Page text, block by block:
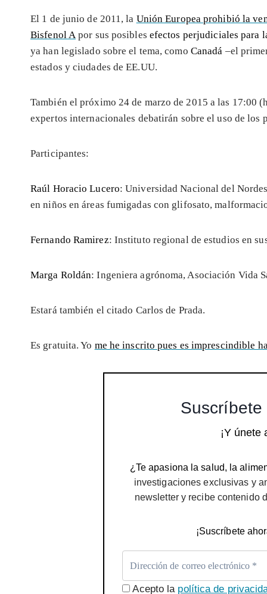
El 1 de junio de 2011, la Unión Europea prohibió la
Bisfenol A por sus posibles efectos perjudiciales para
ya han legislado sobre el tema, como Canadá –el
estados y ciudades de EE.UU.
También el próximo 24 de marzo de 2015 a las 17:00
expertos internacionales debatirán sobre el uso de los
Participantes:
Raúl Horacio Lucero: Universidad Nacional del
en niños en áreas fumigadas con glifosato,
Fernando Ramirez: Instituto regional de estudios en
Marga Roldán: Ingeniera agrónoma, Asociación Vida
Estará también el citado Carlos de Prada.
Es gratuita. Yo me he inscrito pues es imprescindible
Suscríbete
¡Y únete
¿Te apasiona la salud, la
investigaciones exclusivas y
newsletter y recibe contenido
¡Suscríbete
Acepto la política de